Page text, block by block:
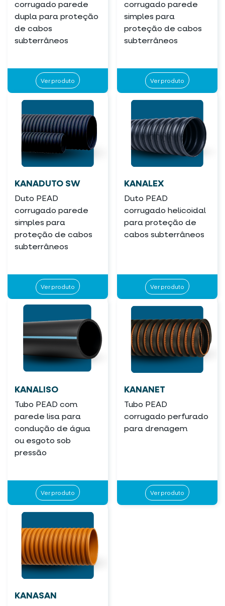
corrugado parede
dupla para proteção
de cabos
subterrâneos
Ver produto
corrugado parede
simples para
proteção de cabos
subterrâneos
Ver produto
KANADUTO SW
Duto PEAD
corrugado parede
simples para
proteção de cabos
subterrâneos
Ver produto
KANALEX
Duto PEAD
corrugado helicoidal
para proteção de
cabos subterrâneos
Ver produto
KANALISO
Tubo PEAD com
parede lisa para
condução de água
ou esgoto sob
pressão
Ver produto
KANANET
Tubo PEAD
corrugado perfurado
para drenagem
Ver produto
KANASAN